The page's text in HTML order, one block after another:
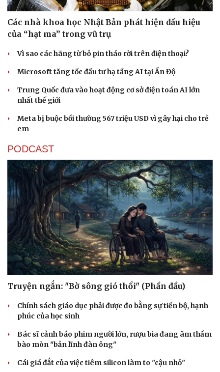
Sức khỏe
Dinh dưỡng - món ngon
Sản phụ khoa
Nhi khoa
Làm đẹp - giảm cân
Phòng mạch online
Ăn sạch sống khỏe
Đời sống
Tình yêu - Gia đình
Các nhà khoa học Nhật Bản phát hiện dấu hiệu
của “hạt ma” trong vũ trụ
Vì sao các hãng từ bỏ pin tháo rời trên điện thoại?
Microsoft tăng tốc đầu tư hạ tầng AI tại Ấn Độ
Trung Quốc đưa vào hoạt động cơ sở điện toán AI lớn
nhất thế giới
Meta bị buộc bồi thường 567 triệu USD vì gây hại cho trẻ
em
PODCAST
Truyện ngắn: "Bờ sông gió thổi" (Phần đầu)
Chính sách giáo dục phải được đo bằng sự tiến bộ, hạnh
phúc của học sinh
Bác sĩ cảnh báo phim người lớn, rượu bia đang âm thầm
bào mòn "bản lĩnh đàn ông"
Cái giá đắt của việc tiêm silicon làm to "cậu nhỏ"